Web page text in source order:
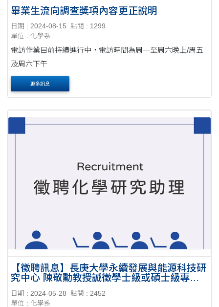
畢業生流向調查獎項內容更正說明
日期 : 2024-08-15
點閱 : 1299
單位 : 化學系
電訪作業目前持續進行中，電訪時間為周一至周六晚上/周五
及周六下午
更多訊息
【徵聘訊息】長庚大學永續發展與能源科技研
究中心 陳敬勳教授誠徵學士級或碩士級專任
日期 : 2024-05-28
點閱 : 2452
單位 : 化學系